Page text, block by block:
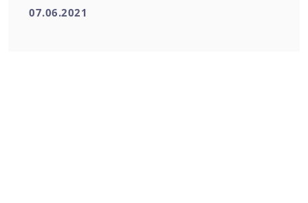
07.06.2021